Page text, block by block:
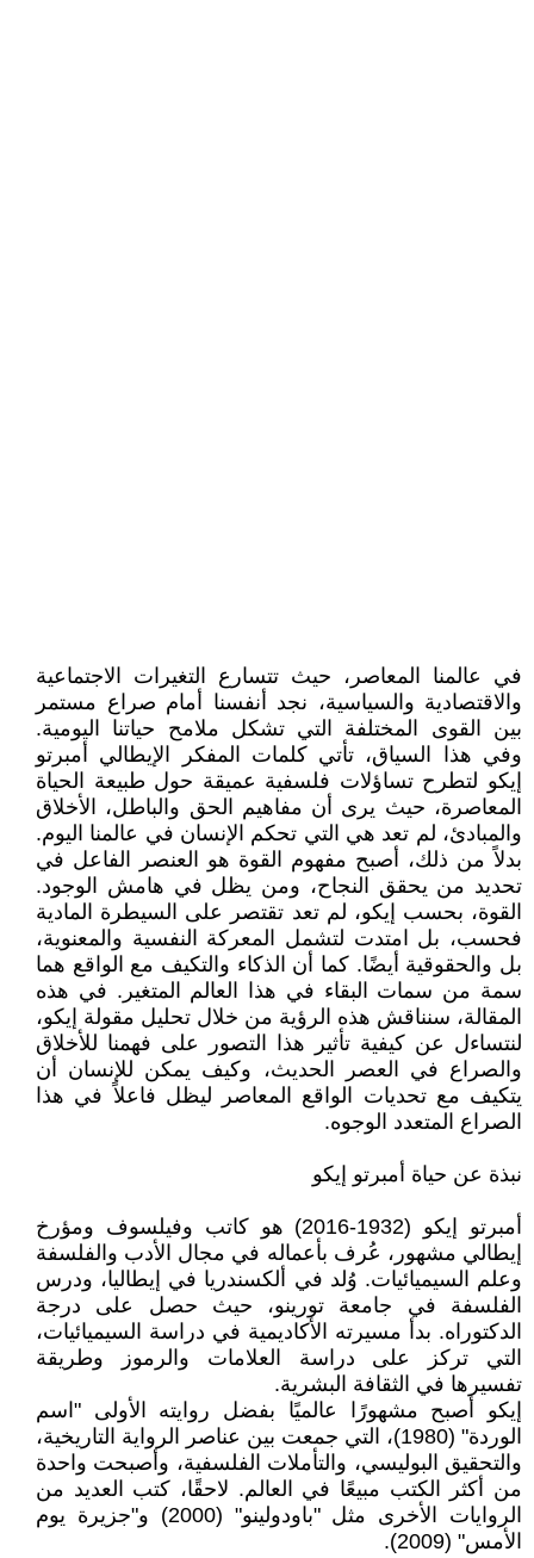
في عالمنا المعاصر، حيث تتسارع التغيرات الاجتماعية
والاقتصادية والسياسية، نجد أنفسنا أمام صراع مستمر
بين القوى المختلفة التي تشكل ملامح حياتنا اليومية.
وفي هذا السياق، تأتي كلمات المفكر الإيطالي أمبرتو
إيكو لتطرح تساؤلات فلسفية عميقة حول طبيعة الحياة
المعاصرة، حيث يرى أن مفاهيم الحق والباطل، الأخلاق
والمبادئ، لم تعد هي التي تحكم الإنسان في عالمنا اليوم.
بدلاً من ذلك، أصبح مفهوم القوة هو العنصر الفاعل في
تحديد من يحقق النجاح، ومن يظل في هامش الوجود.
القوة، بحسب إيكو، لم تعد تقتصر على السيطرة المادية
فحسب، بل امتدت لتشمل المعركة النفسية والمعنوية،
بل والحقوقية أيضًا. كما أن الذكاء والتكيف مع الواقع هما
سمة من سمات البقاء في هذا العالم المتغير. في هذه
المقالة، سنناقش هذه الرؤية من خلال تحليل مقولة إيكو،
لنتساءل عن كيفية تأثير هذا التصور على فهمنا للأخلاق
والصراع في العصر الحديث، وكيف يمكن للإنسان أن
يتكيف مع تحديات الواقع المعاصر ليظل فاعلاً في هذا
الصراع المتعدد الوجوه.
نبذة عن حياة أمبرتو إيكو
أمبرتو إيكو (1932-2016) هو كاتب وفيلسوف ومؤرخ
إيطالي مشهور، عُرف بأعماله في مجال الأدب والفلسفة
وعلم السيميائيات. وُلد في ألكسندريا في إيطاليا، ودرس
الفلسفة في جامعة تورينو، حيث حصل على درجة
الدكتوراه. بدأ مسيرته الأكاديمية في دراسة السيميائيات،
التي تركز على دراسة العلامات والرموز وطريقة
تفسيرها في الثقافة البشرية.
إيكو أصبح مشهورًا عالميًا بفضل روايته الأولى "اسم
الوردة" (1980)، التي جمعت بين عناصر الرواية التاريخية،
والتحقيق البوليسي، والتأملات الفلسفية، وأصبحت واحدة
من أكثر الكتب مبيعًا في العالم. لاحقًا، كتب العديد من
الروايات الأخرى مثل "باودولينو" (2000) و"جزيرة يوم
الأمس" (2009).